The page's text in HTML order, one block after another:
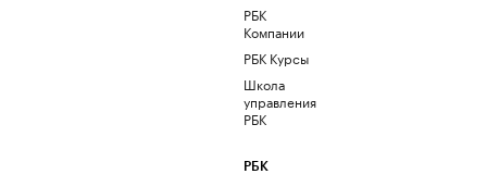
РБК
Компании
РБК Курсы
Школа
управления
РБК
РБК